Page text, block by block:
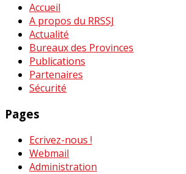
Accueil
A propos du RRSSJ
Actualité
Bureaux des Provinces
Publications
Partenaires
Sécurité
Pages
Ecrivez-nous !
Webmail
Administration